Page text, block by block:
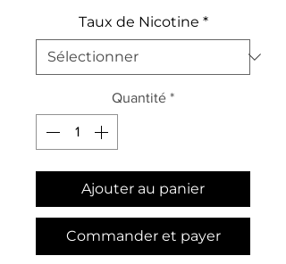
Taux de Nicotine *
Quantité *
Ajouter au panier
Commander et payer